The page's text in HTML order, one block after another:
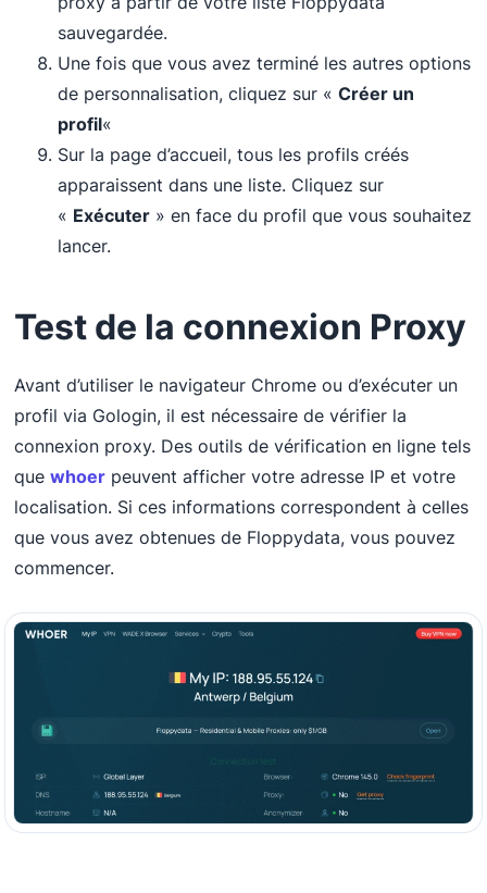
sauvegardée.
Une fois que vous avez terminé les autres options
de personnalisation, cliquez sur «Créer un
profil«
Sur la page d’accueil, tous les profils créés
apparaissent dans une liste. Cliquez sur
« Exécuter » en face du profil que vous souhaitez
lancer.
Test de la connexion Proxy
Avant d’utiliser le navigateur Chrome ou d’exécuter un
profil via Gologin, il est nécessaire de vérifier la
connexion proxy. Des outils de vérification en ligne tels
quewhoer peuvent afficher votre adresse IP et votre
localisation. Si ces informations correspondent à celles
que vous avez obtenues de Floppydata, vous pouvez
commencer.